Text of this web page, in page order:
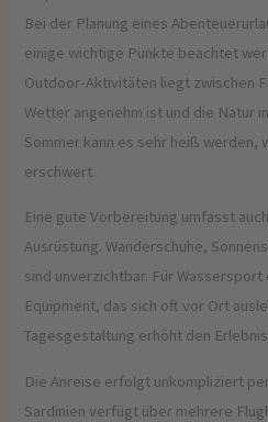
Bei der Planung eines
einige wichtige Punkte beachtet
Outdoor-Aktivitäten liegt zwischen
Wetter angenehm ist und die Natur
Sommer kann es sehr heiß werden,
erschwert.
Eine gute Vorbereitung umfasst
Ausrüstung. Wanderschuhe,
sind unverzichtbar. Für
Equipment, das sich oft vor Ort
Tagesgestaltung erhöht den
Die Anreise erfolgt unkompliziert
Sardinien verfügt über mehrere